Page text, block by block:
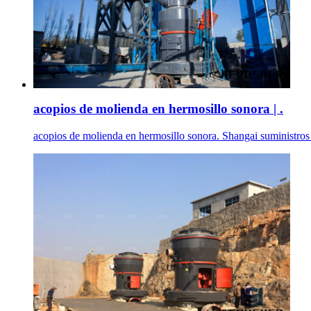
acopios de molienda en hermosillo sonora | .
acopios de molienda en hermosillo sonora. Shangai